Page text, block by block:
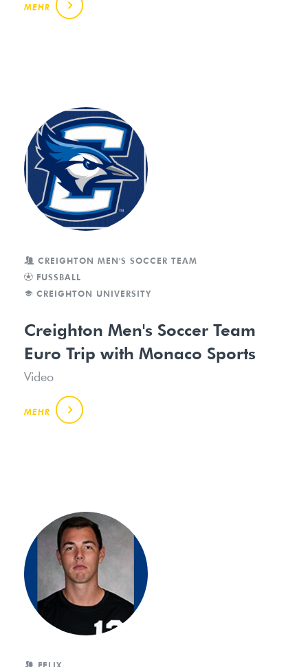
MEHR
CREIGHTON MEN'S SOCCER TEAM
FUSSBALL
CREIGHTON UNIVERSITY
Creighton Men's Soccer Team
Euro Trip with Monaco Sports
Video
MEHR